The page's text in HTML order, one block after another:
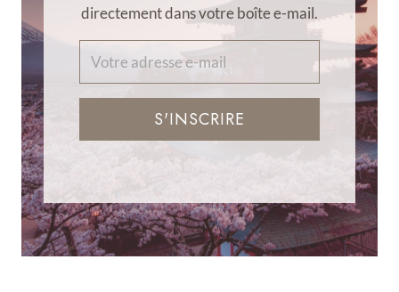
directement dans votre boîte e-mail.
S'INSCRIRE